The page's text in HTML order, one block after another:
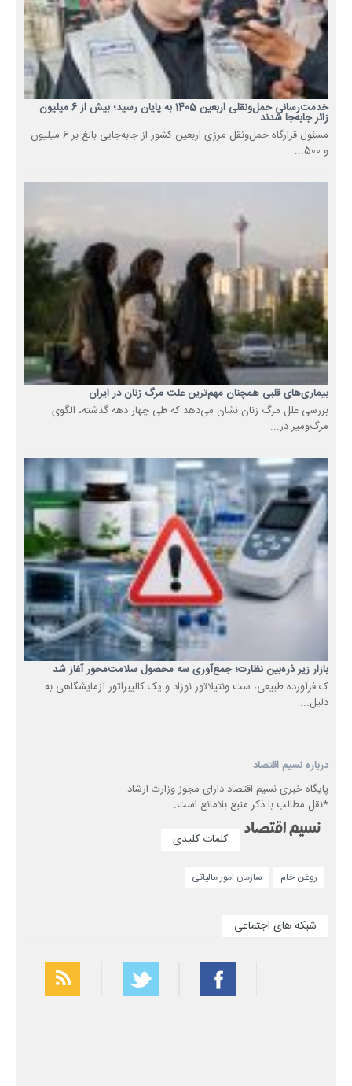
خدمت‌رسانی حمل‌ونقلی اربعین 1405 به پایان رسید؛ بیش از 6 میلیون
زائر جابه‌جا شدند
مسئول قرارگاه حمل‌ونقل مرزی اربعین کشور از جابه‌جایی بالغ بر 6 میلیون
و 500...
بیماری‌های قلبی همچنان مهم‌ترین علت مرگ زنان در ایران
بررسی علل مرگ زنان نشان می‌دهد که طی چهار دهه گذشته، الگوی
مرگ‌ومیر در...
بازار زیر ذره‌بین نظارت؛ جمع‌آوری سه محصول سلامت‌محور آغاز شد
ک فرآورده طبیعی، ست ونتیلاتور نوزاد و یک کالیبراتور آزمایشگاهی به
دلیل...
درباره نسیم اقتصاد
پایگاه خبری نسیم اقتصاد دارای مجوز وزارت ارشاد
*نقل مطالب با ذکر منبع بلامانع است.
کلمات کلیدی
روغن خام سازمان امور مالیاتی
شبکه های اجتماعی